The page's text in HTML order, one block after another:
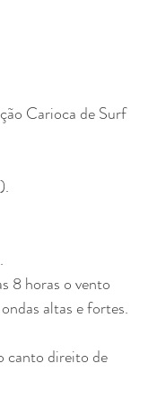
Carioca de Surf
8 horas o vento
altas e fortes.
canto direito de